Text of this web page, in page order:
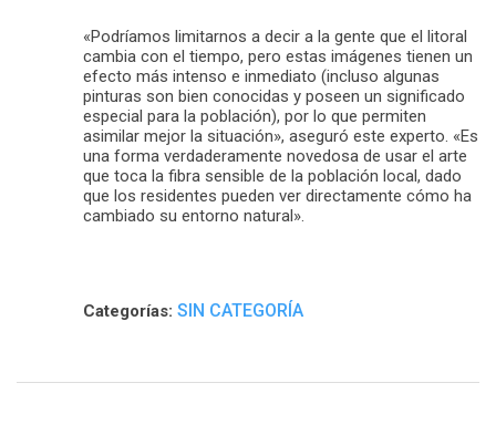
«Podríamos limitarnos a decir a la gente que el litoral
cambia con el tiempo, pero estas imágenes tienen un
efecto más intenso e inmediato (incluso algunas
pinturas son bien conocidas y poseen un significado
especial para la población), por lo que permiten
asimilar mejor la situación», aseguró este experto. «Es
una forma verdaderamente novedosa de usar el arte
que toca la fibra sensible de la población local, dado
que los residentes pueden ver directamente cómo ha
cambiado su entorno natural».
Categorías: SIN CATEGORÍA